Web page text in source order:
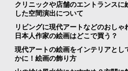
クリニックや店舗のエントランスに
した空間演出について
リビングに現代アートなどのおしゃ
日本人作家の絵画はどこで買う？
現代アートの絵画をインテリアとし
かに！絵画の飾り方